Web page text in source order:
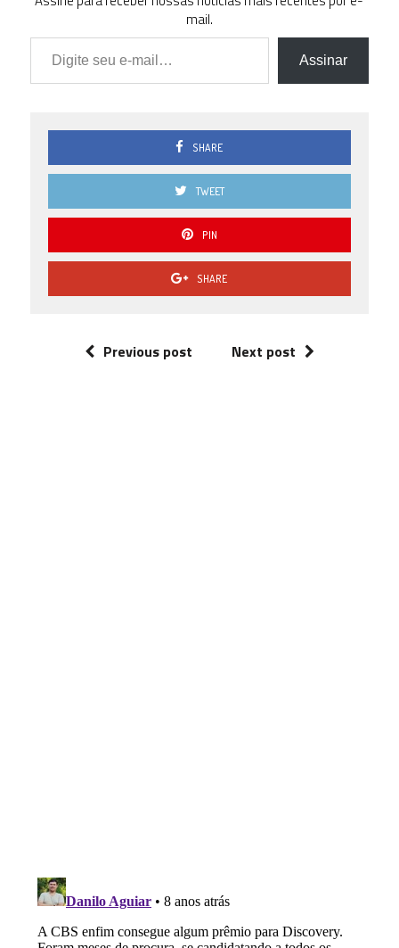
mail.
Digite seu e-mail…
Assinar
SHARE
TWEET
PIN
SHARE
Previous post Next post